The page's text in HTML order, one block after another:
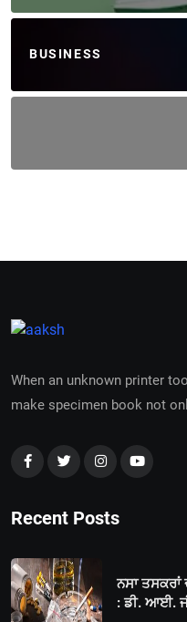
BUSINESS
When an unknown printer
make specimen book not
Recent Posts
ਨਸਾ ਤਸਕਰਾਂ
: ਡੀ. ਆਈ.